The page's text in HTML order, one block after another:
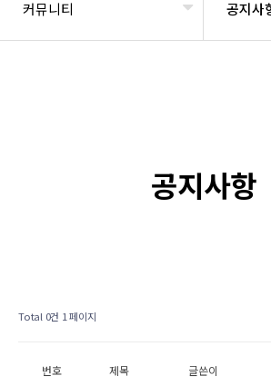
커뮤니티 공지사
공지사항
Total 0건 1 페이지
번호 제목 글쓴이